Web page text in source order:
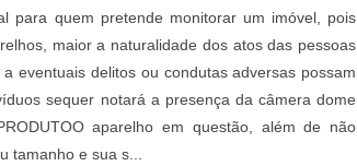
para quem pretende monitorar um imóvel, pois
maior a naturalidade dos atos das pessoas
eventuais delitos ou condutas adversas possam
sequer notará a presença da câmera dome
aparelho em questão, além de não
tamanho e sua s...